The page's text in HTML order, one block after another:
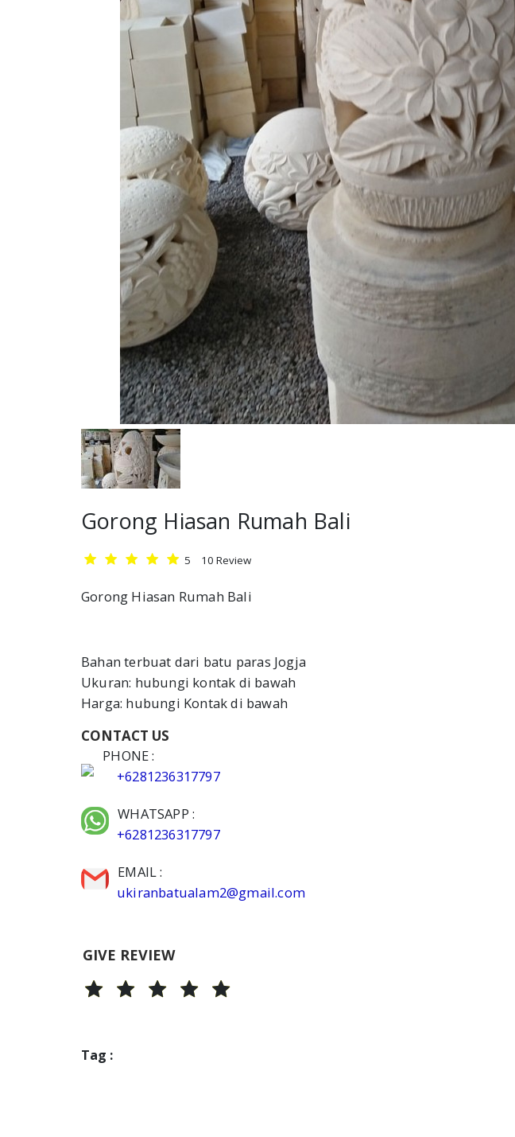
Gorong Hiasan Rumah Bali
5 10 Review
Gorong Hiasan Rumah Bali
Bahan terbuat dari batu paras Jogja
Ukuran: hubungi kontak di bawah
Harga: hubungi Kontak di bawah
CONTACT US
PHONE :
+6281236317797
WHATSAPP :
+6281236317797
EMAIL :
ukiranbatualam2@gmail.com
GIVE REVIEW
Tag :